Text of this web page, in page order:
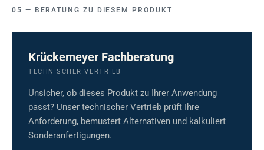
BERATUNG ZU DIESEM PRODUKT
Krückemeyer Fachberatung
TECHNISCHER VERTRIEB
Unsicher, ob dieses Produkt zu Ihrer Anwendung
passt? Unser technischer Vertrieb prüft Ihre
Anforderung, bemustert Alternativen und kalkuliert
Sonderanfertigungen.